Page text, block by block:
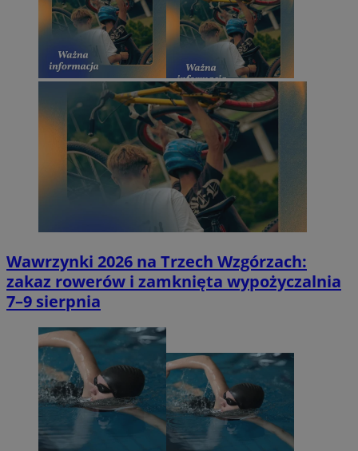
Wawrzynki 2026 na Trzech Wzgórzach:
zakaz rowerów i zamknięta wypożyczalnia
7–9 sierpnia